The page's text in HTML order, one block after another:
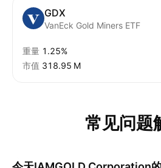
GDX
VanEck Gold Miners ETF
重量 1.25%
市值 ‪318.95 M‬
常见问题